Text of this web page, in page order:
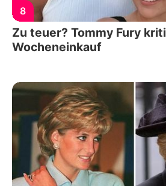
8
Zu teuer? Tommy Fury
Wocheneinkauf